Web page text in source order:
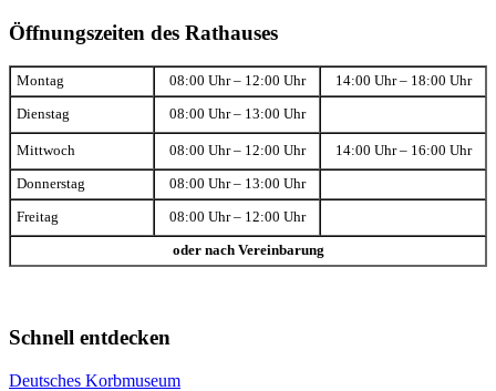
Öffnungszeiten des Rathauses
Montag 08:00 Uhr – 12:00 Uhr 14:00 Uhr – 18:00 Uhr
Dienstag 08:00 Uhr – 13:00 Uhr
Mittwoch 08:00 Uhr – 12:00 Uhr 14:00 Uhr – 16:00 Uhr
Donnerstag 08:00 Uhr – 13:00 Uhr
Freitag 08:00 Uhr – 12:00 Uhr
oder nach Vereinbarung
Schnell entdecken
Deutsches Korbmuseum